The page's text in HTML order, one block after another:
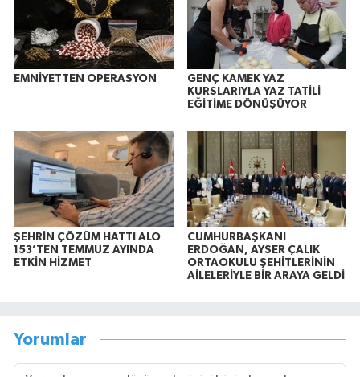
EMNİYETTEN OPERASYON
GENÇ KAMEK YAZ
KURSLARIYLA YAZ TATİLİ
EĞİTİME DÖNÜŞÜYOR
ŞEHRİN ÇÖZÜM HATTI ALO
153’TEN TEMMUZ AYINDA
ETKİN HİZMET
CUMHURBAŞKANI
ERDOĞAN, AYSER ÇALIK
ORTAOKULU ŞEHİTLERİNİN
AİLELERİYLE BİR ARAYA GELDİ
Yorumlar